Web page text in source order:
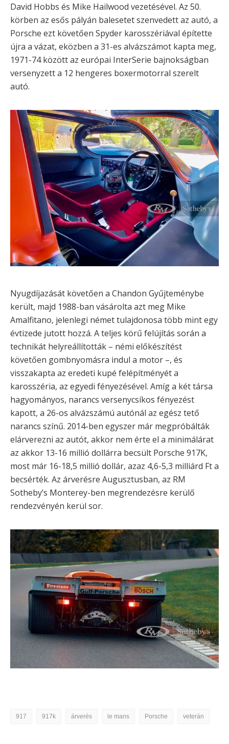
David Hobbs és Mike Hailwood vezetésével. Az 50.
körben az esős pályán balesetet szenvedett az autó, a
Porsche ezt követően Spyder karosszériával építette
újra a vázat, eközben a 31-es alvázszámot kapta meg,
1971-74 között az európai InterSerie bajnokságban
versenyzett a 12 hengeres boxermotorral szerelt
autó.
Nyugdíjazását követően a Chandon Gyűjteménybe
került, majd 1988-ban vásárolta azt meg Mike
Amalfitano, jelenlegi német tulajdonosa több mint egy
évtizede jutott hozzá. A teljes körű felújítás során a
technikát helyreállították – némi előkészítést
követően gombnyomásra indul a motor –, és
visszakapta az eredeti kupé felépítményét a
karosszéria, az egyedi fényezésével. Amíg a két társa
hagyományos, narancs versenycsíkos fényezést
kapott, a 26-os alvázszámú autónál az egész tető
narancs színű. 2014-ben egyszer már megpróbálták
elárverezni az autót, akkor nem érte el a minimálárat
az akkor 13-16 millió dollárra becsült Porsche 917K,
most már 16-18,5 millió dollár, azaz 4,6-5,3 milliárd Ft a
becsérték. Az árverésre Augusztusban, az RM
Sotheby’s Monterey-ben megrendezésre kerülő
rendezvényén kerül sor.
917 917k árverés le mans Porsche veterán